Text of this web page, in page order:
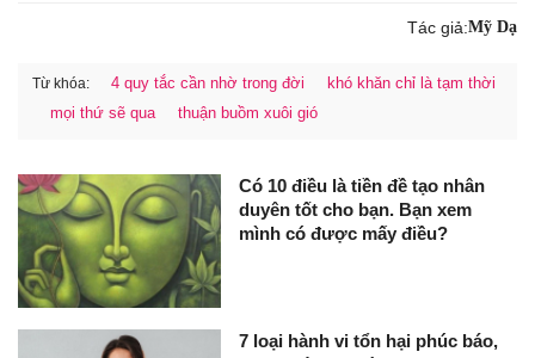
Tác giả:Mỹ Dạ
Từ khóa: 4 quy tắc cần nhờ trong đời
khó khăn chỉ là tạm thời
mọi thứ sẽ qua
thuận buồm xuôi gió
Có 10 điều là tiền đề tạo nhân
duyên tốt cho bạn. Bạn xem
mình có được mấy điều?
7 loại hành vi tổn hại phúc báo,